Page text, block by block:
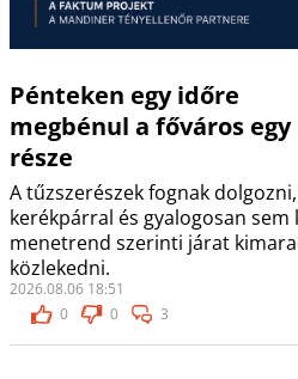
Pénteken egy időre
megbénul a főváros egy
része
A tűzszerészek fognak
kerékpárral és gyalogosan
menetrend szerinti járat
közlekedni.
2026.08.06 18:51
0
0 3